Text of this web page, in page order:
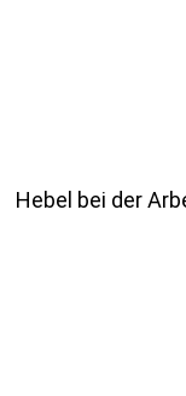
Hebel bei der